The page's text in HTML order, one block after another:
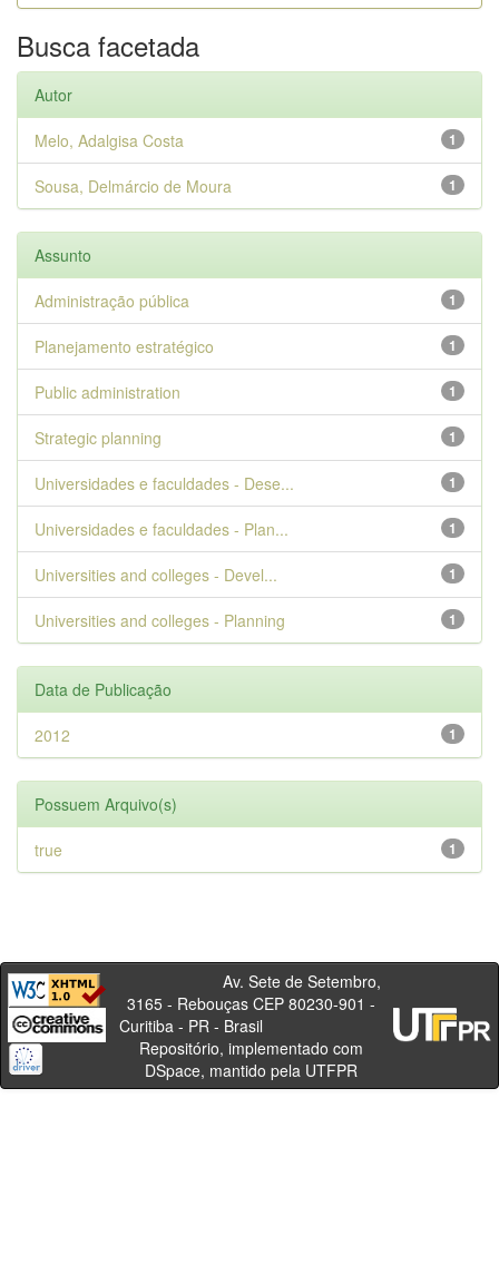
Busca facetada
Autor
1
Melo, Adalgisa Costa
1
Sousa, Delmárcio de Moura
Assunto
1
Administração pública
1
Planejamento estratégico
1
Public administration
1
Strategic planning
1
Universidades e faculdades - Dese...
1
Universidades e faculdades - Plan...
1
Universities and colleges - Devel...
1
Universities and colleges - Planning
Data de Publicação
1
2012
Possuem Arquivo(s)
1
true
Av. Sete de Setembro,
3165 - Rebouças CEP 80230-901 -
Curitiba - PR - Brasil
Repositório, implementado com
DSpace, mantido pela UTFPR